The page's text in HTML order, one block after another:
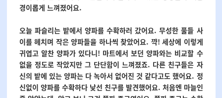
경이롭게 느껴졌어요.
오늘 파슬리는 밭에서 양파를 수확하러 갔어요. 무성한 풀들 사
이를 헤치며 작은 양파들을 하나씩 찾았어요. 꺅! 세상에 이렇게
귀엽고 알찬 양파가 있다니! 마트에서 보던 양파와는 비교할 수
없을 정도로 작았지만 그 단단함이 느껴졌죠. 다른 친구들은 자
신의 밭에 있는 양파는 다 녹아서 없어진 것 같다고도 했어요. 정
신없이 양파를 수확하다 낯선 친구를 발견했어요. 처음엔 마늘인